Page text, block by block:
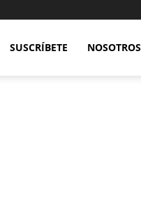
SUSCRÍBETE NOSOTROS